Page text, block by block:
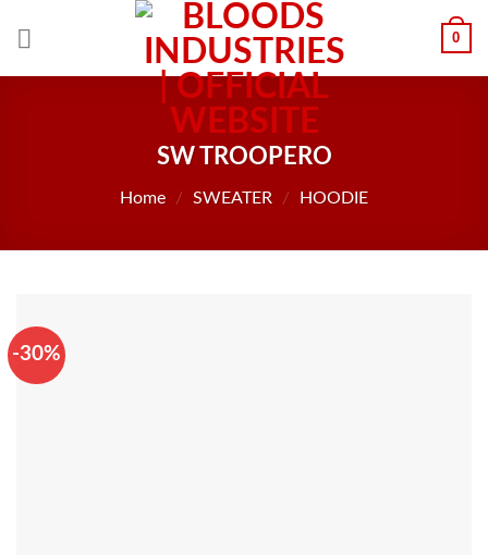
0
SW TROOPERO
Home / SWEATER / HOODIE
-30%